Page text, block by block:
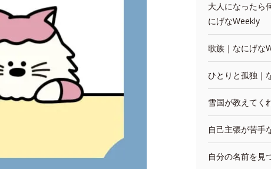
大人になったら
にげなWeekly
歌族｜なにげな
ひとりと孤独｜
雪国が教えてく
自己主張が苦手
自分の名前を見